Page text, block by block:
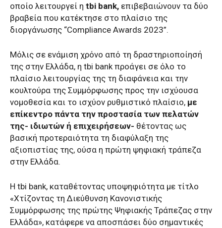
οποίο λειτουργεί η tbi bank, επιβεβαιώνουν τα δύο
βραβεία που κατέκτησε στο πλαίσιο της
διοργάνωσης “Compliance Awards 2023”.
Μόλις σε ενάμιση χρόνο από τη δραστηριοποίησή
της στην Ελλάδα, η tbi bank προάγει σε όλο το
πλαίσιο λειτουργίας της τη διαφάνεια και την
κουλτούρα της Συμμόρφωσης προς την ισχύουσα
νομοθεσία και το ισχύον ρυθμιστικό πλαίσιο, με
επίκεντρο πάντα την προστασία των πελατών
της- ιδιωτών ή επιχειρήσεων- θέτοντας ως
βασική προτεραιότητα τη διαφύλαξη της
αξιοπιστίας της, ούσα η πρώτη ψηφιακή τράπεζα
στην Ελλάδα.
Η tbi bank, καταθέτοντας υποψηφιότητα με τίτλο
«Χτίζοντας τη Διεύθυνση Κανονιστικής
Συμμόρφωσης της πρώτης Ψηφιακής Τράπεζας στην
Ελλάδα», κατάφερε να αποσπάσει δύο σημαντικές